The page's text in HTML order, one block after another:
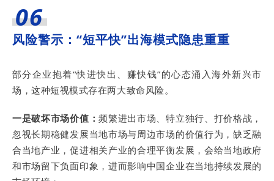
06
风险警示：“短平快”出海模式隐患重重
部分企业抱着“快进快出、赚快钱”的心态涌入海外新兴市
场，这种短视模式存在两大致命风险。
一是破坏市场价值：频繁进出市场、特立独行、打价格战，
忽视长期稳健发展当地市场与周边市场的价值行为，缺乏融
合当地产业，促进相关产业的合理平衡发展，会给当地政府
和市场留下负面印象，进而影响中国企业在当地持续发展的